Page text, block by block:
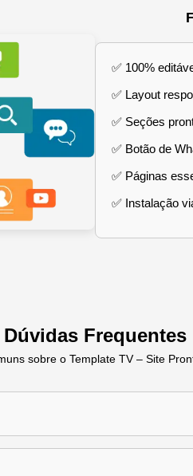
✅ 100%
✅ Layout
✅ Seções
✅ Botão de
✅ Páginas
✅ Instalação
Dúvidas Frequentes
sobre o Template TV – Site